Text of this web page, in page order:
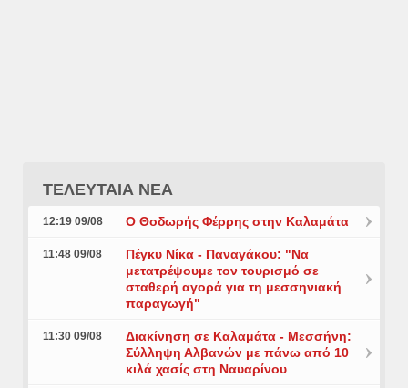
ΤΕΛΕΥΤΑΙΑ ΝΕΑ
12:19 09/08 Ο Θοδωρής Φέρρης στην Καλαμάτα
11:48 09/08
Πέγκυ Νίκα - Παναγάκου: "Να
μετατρέψουμε τον τουρισμό σε
σταθερή αγορά για τη μεσσηνιακή
παραγωγή"
11:30 09/08
Διακίνηση σε Καλαμάτα - Μεσσήνη:
Σύλληψη Αλβανών με πάνω από 10
κιλά χασίς στη Ναυαρίνου